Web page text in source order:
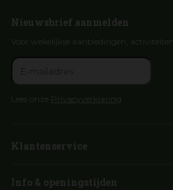
Nieuwsbrief aanmelden
Voor wekelijkse aanbiedingen,
Lees onze Privacyverklaring
Klantenservice
Info & openingstijden